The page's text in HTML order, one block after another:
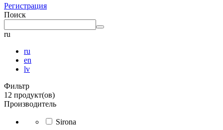
Регистрация
Поиск
ru
ru
en
lv
Фильтр
12 продукт(ов)
Производитель
Sirona